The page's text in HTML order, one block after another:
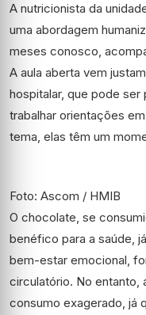
A nutricionista da
uma abordagem
meses conosco,
A aula aberta vem
hospitalar, que pode ser
trabalhar orientações
tema, elas têm um
Foto: Ascom / HMIB
O chocolate, se
benéfico para a saúde,
bem-estar emocional,
circulatório. No entanto,
consumo exagerado, já